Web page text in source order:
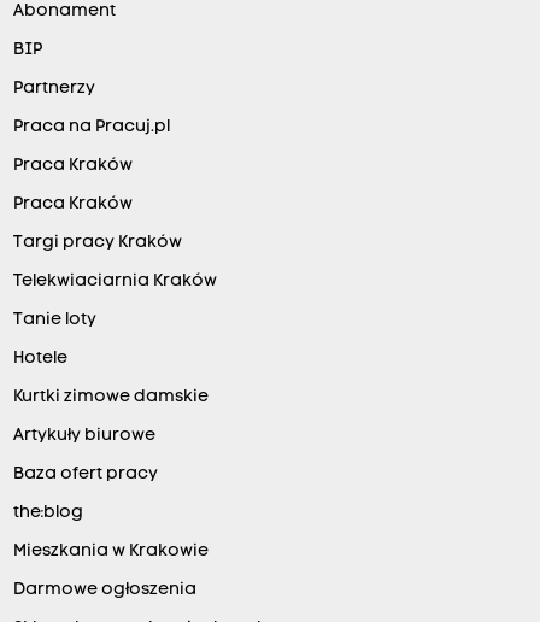
Abonament
BIP
Partnerzy
Praca na Pracuj.pl
Praca Kraków
Praca Kraków
Targi pracy Kraków
Telekwiaciarnia Kraków
Tanie loty
Hotele
Kurtki zimowe damskie
Artykuły biurowe
Baza ofert pracy
the:blog
Mieszkania w Krakowie
Darmowe ogłoszenia